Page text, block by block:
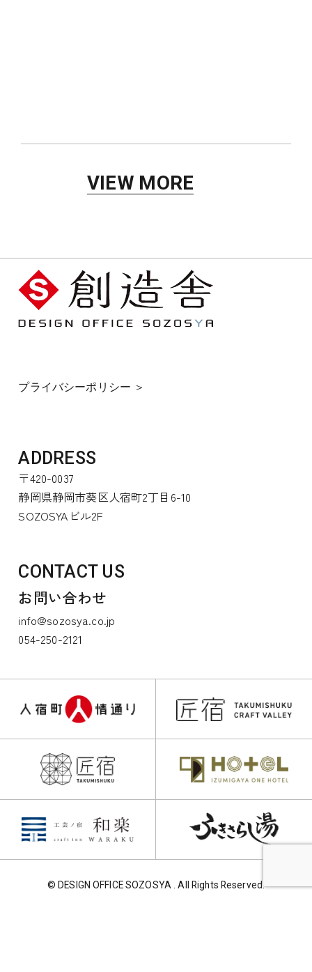
VIEW MORE
プライバシーポリシー ＞
ADDRESS
〒420-0037
静岡県静岡市葵区人宿町2丁目6-10
SOZOSYAビル2F
CONTACT US
お問い合わせ
info@sozosya.co.jp
054-250-2121
© DESIGN OFFICE SOZOSYA . All Rights Reserved.